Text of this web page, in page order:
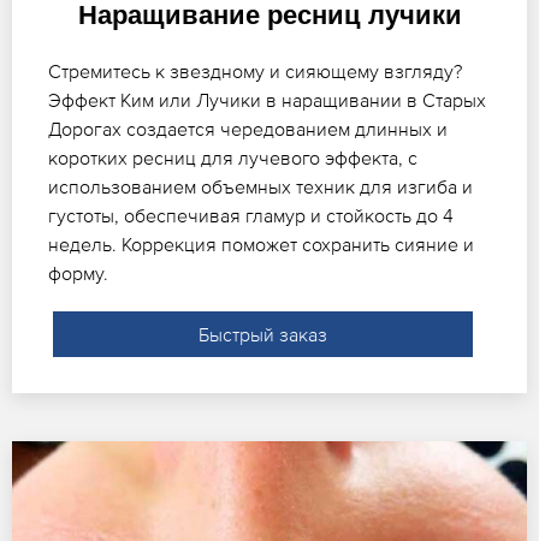
Наращивание ресниц лучики
Стремитесь к звездному и сияющему взгляду?
Эффект Ким или Лучики в наращивании в Старых
Дорогах создается чередованием длинных и
коротких ресниц для лучевого эффекта, с
использованием объемных техник для изгиба и
густоты, обеспечивая гламур и стойкость до 4
недель. Коррекция поможет сохранить сияние и
форму.
Быстрый заказ